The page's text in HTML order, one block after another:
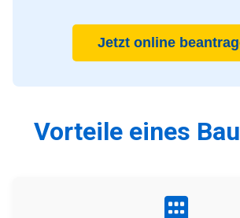
Jetzt online
Vorteile eines